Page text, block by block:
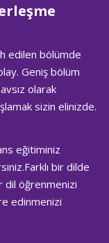
edilen bölümde
Geniş bölüm
olarak
sizin elinizde.
eğitiminiz
bir dilde
dil öğrenmenizi
edinmenizi